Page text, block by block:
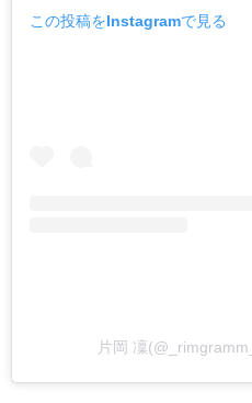
この投稿をInstagramで見る
片岡 凜